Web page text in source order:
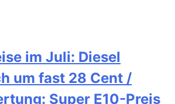
im Juli: Diesel
um fast 28 Cent /
Super E10-Preis